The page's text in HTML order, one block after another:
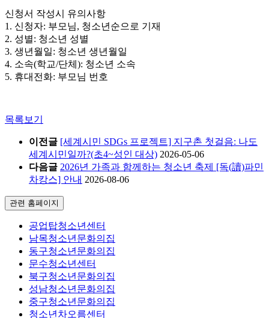
신청서 작성시 유의사항
1. 신청자: 부모님, 청소년순으로 기재
2. 성별: 청소년 성별
3. 생년월일: 청소년 생년월일
4. 소속(학교/단체): 청소년 소속
5. 휴대전화: 부모님 번호
목록보기
이전글 [세계시민 SDGs 프로젝트] 지구촌 첫걸음: 나도
세계시민일까?(초4~성인 대상) 2026-05-06
다음글 2026년 가족과 함께하는 청소년 축제 [독(讀)파민
차캉스] 안내 2026-08-06
관련 홈페이지
공업탑청소년센터
남목청소년문화의집
동구청소년문화의집
문수청소년센터
북구청소년문화의집
성남청소년문화의집
중구청소년문화의집
청소년차오름센터